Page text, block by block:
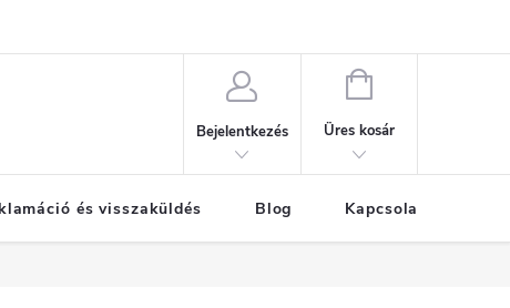
Bejelentkezés
KOSÁR
Üres kosár
és visszaküldés Blog Kapcsolat